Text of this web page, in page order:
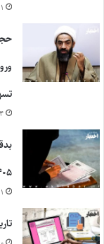
۱۱
۱۴
۱۱